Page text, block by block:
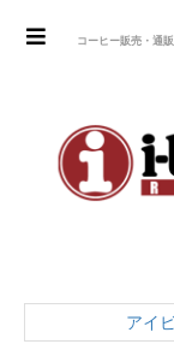
コーヒー販売・通
アイ